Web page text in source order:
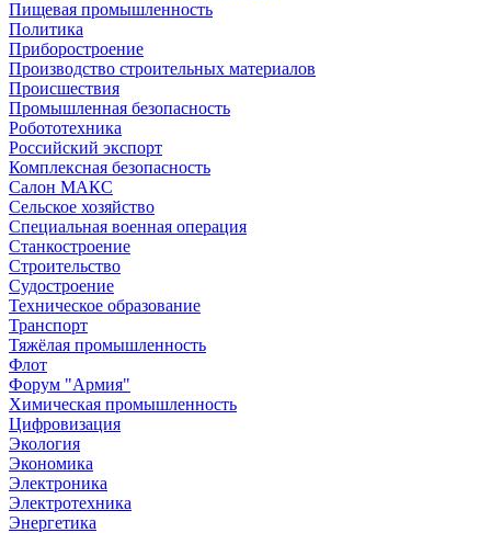
Пищевая промышленность
Политика
Приборостроение
Производство строительных материалов
Происшествия
Промышленная безопасность
Робототехника
Российский экспорт
Комплексная безопасность
Салон МАКС
Сельское хозяйство
Специальная военная операция
Станкостроение
Строительство
Судостроение
Техническое образование
Транспорт
Тяжёлая промышленность
Флот
Форум "Армия"
Химическая промышленность
Цифровизация
Экология
Экономика
Электроника
Электротехника
Энергетика